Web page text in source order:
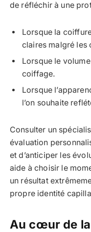
de réfléchir à une
Lorsque la
claires malgré les
Lorsque le
coiffage.
Lorsque
l’on souhaite
Consulter un
évaluation
et d’anticiper les
aide à choisir le
un résultat
propre identité
Au cœur de la